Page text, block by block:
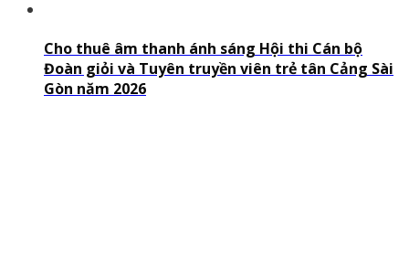
Cho thuê âm thanh ánh sáng Hội thi Cán bộ
Đoàn giỏi và Tuyên truyền viên trẻ tân Cảng Sài
Gòn năm 2026